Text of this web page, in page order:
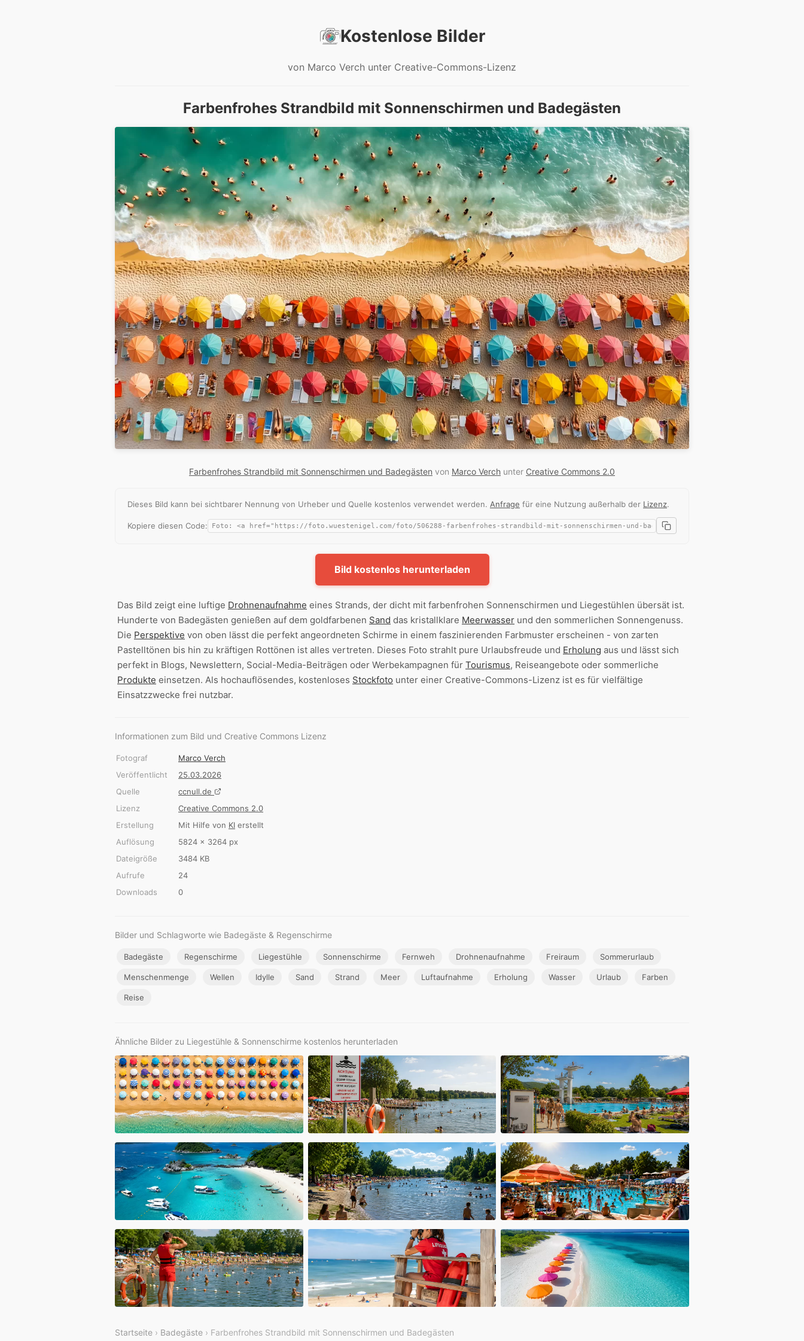
Kostenlose Bilder
von Marco Verch unter Creative-Commons-Lizenz
Farbenfrohes Strandbild mit Sonnenschirmen und Badegästen
Farbenfrohes Strandbild mit Sonnenschirmen und Badegästen von Marco Verch unter Creative Commons 2.0
Dieses Bild kann bei sichtbarer Nennung von Urheber und Quelle kostenlos verwendet werden. Anfrage für eine Nutzung außerhalb der Lizenz.
Kopiere diesen Code:
Bild kostenlos herunterladen
Das Bild zeigt eine luftige Drohnenaufnahme eines Strands, der dicht mit farbenfrohen Sonnenschirmen und Liegestühlen übersät ist.
Hunderte von Badegästen genießen auf dem goldfarbenen Sand das kristallklare Meerwasser und den sommerlichen Sonnengenuss.
Die Perspektive von oben lässt die perfekt angeordneten Schirme in einem faszinierenden Farbmuster erscheinen - von zarten
Pastelltönen bis hin zu kräftigen Rottönen ist alles vertreten. Dieses Foto strahlt pure Urlaubsfreude und Erholung aus und lässt sich
perfekt in Blogs, Newslettern, Social-Media-Beiträgen oder Werbekampagnen für Tourismus, Reiseangebote oder sommerliche
Produkte einsetzen. Als hochauflösendes, kostenloses Stockfoto unter einer Creative-Commons-Lizenz ist es für vielfältige
Einsatzzwecke frei nutzbar.
Informationen zum Bild und Creative Commons Lizenz
Fotograf
Marco Verch
Veröffentlicht
25.03.2026
Quelle
ccnull.de
Lizenz
Creative Commons 2.0
Erstellung
Mit Hilfe von KI erstellt
Auflösung
5824 × 3264 px
Dateigröße
3484 KB
Aufrufe
24
Downloads
0
Bilder und Schlagworte wie Badegäste & Regenschirme
Badegäste Regenschirme Liegestühle Sonnenschirme Fernweh Drohnenaufnahme Freiraum Sommerurlaub
Menschenmenge Wellen Idylle Sand Strand Meer Luftaufnahme Erholung Wasser Urlaub Farben
Reise
Ähnliche Bilder zu Liegestühle & Sonnenschirme kostenlos herunterladen
Startseite › Badegäste › Farbenfrohes Strandbild mit Sonnenschirmen und Badegästen